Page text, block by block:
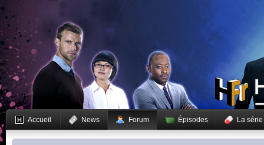
Accueil News Forum Épisodes La série